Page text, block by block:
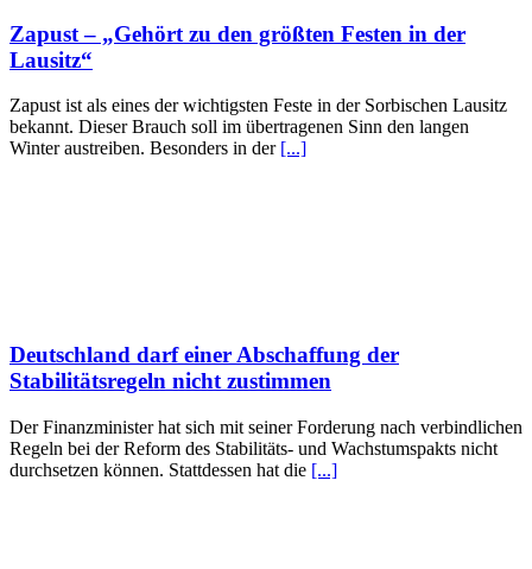
Zapust – „Gehört zu den größten Festen in der
Lausitz“
Zapust ist als eines der wichtigsten Feste in der Sorbischen Lausitz
bekannt. Dieser Brauch soll im übertragenen Sinn den langen
Winter austreiben. Besonders in der [...]
Deutschland darf einer Abschaffung der
Stabilitätsregeln nicht zustimmen
Der Finanzminister hat sich mit seiner Forderung nach verbindlichen
Regeln bei der Reform des Stabilitäts- und Wachstumspakts nicht
durchsetzen können. Stattdessen hat die [...]